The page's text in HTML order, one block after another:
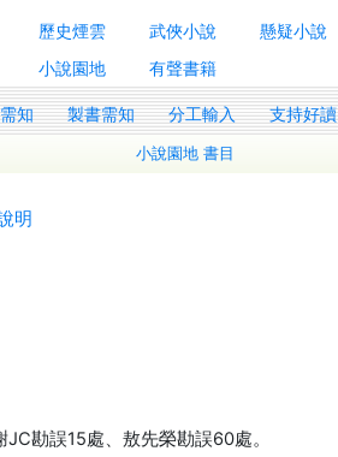
歷史煙雲 武俠小說
懸疑小說
小說園地 有聲書籍
知 製書需知 分工輸入 支持好讀
小說園地 書目
明
勘誤15處、敖先榮勘誤60處。